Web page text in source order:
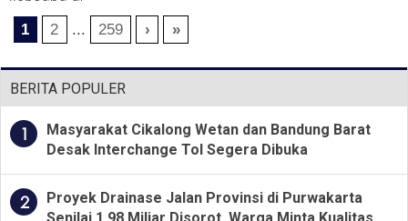
1 2 ... 259 › »
BERITA POPULER
1
Masyarakat Cikalong Wetan dan Bandung Barat
Desak Interchange Tol Segera Dibuka
2
Proyek Drainase Jalan Provinsi di Purwakarta